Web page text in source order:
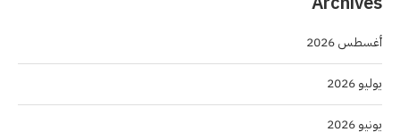
أغسطس 2026
يوليو 2026
يونيو 2026